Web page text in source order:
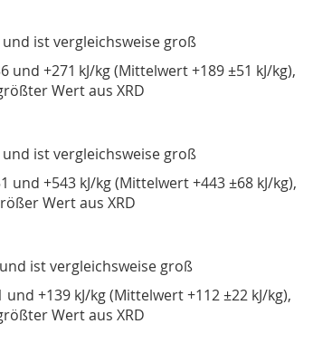
ist vergleichsweise groß
und +271 kJ/kg (Mittelwert +189 ±51 kJ/kg),
Wert aus XRD
ist vergleichsweise groß
und +543 kJ/kg (Mittelwert +443 ±68 kJ/kg),
Wert aus XRD
ist vergleichsweise groß
+139 kJ/kg (Mittelwert +112 ±22 kJ/kg),
Wert aus XRD